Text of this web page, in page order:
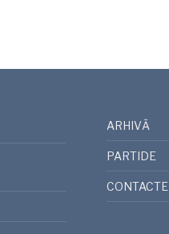
ARHIVĂ
PARTIDE
CONTACTE